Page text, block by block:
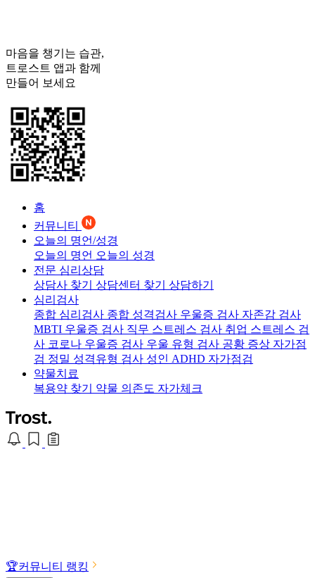
마음을 챙기는 습관,
트로스트 앱과 함께
만들어 보세요
홈
커뮤니티
오늘의 명언/성경
오늘의 명언 오늘의 성경
전문 심리상담
상담사 찾기 상담센터 찾기 상담하기
심리검사
종합 심리검사 종합 성격검사 우울증 검사 자존감 검사
MBTI 우울증 검사 직무 스트레스 검사 취업 스트레스 검
사 코로나 우울증 검사 우울 유형 검사 공황 증상 자가점
검 정밀 성격유형 검사 성인 ADHD 자가점검
약물치료
복용약 찾기 약물 의존도 자가체크
🏆커뮤니티 랭킹